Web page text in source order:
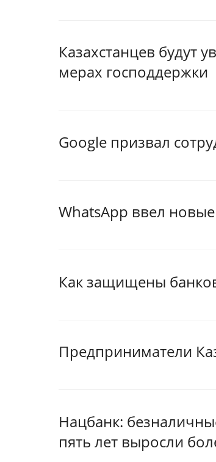
Казахстанцев будут
мерах господдержки
Google призвал
WhatsApp ввел
Как защищены
Предприниматели
Нацбанк:
пять лет выросли